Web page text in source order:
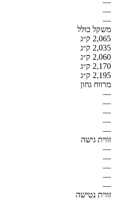
—
—
משקל כולל
2,065 ק״ג
2,035 ק״ג
2,060 ק״ג
2,170 ק״ג
2,195 ק״ג
מרווח גחון
—
—
—
—
—
זווית גישה
—
—
—
—
—
זווית נטישה